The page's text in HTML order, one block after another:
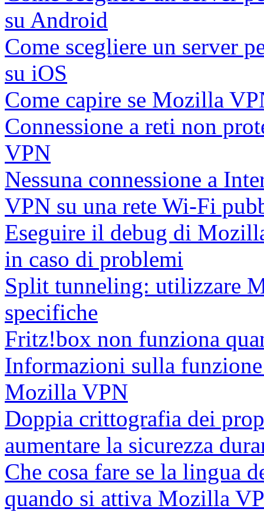
su Android
Come scegliere un server
su iOS
Come capire se Mozilla
Connessione a reti non
VPN
Nessuna connessione a
VPN su una rete Wi-Fi
Eseguire il debug di
in caso di problemi
Split tunneling: utilizzare
specifiche
Fritz!box non funziona
Informazioni sulla
Mozilla VPN
Doppia crittografia dei
aumentare la sicurezza
Che cosa fare se la lingua
quando si attiva Mozilla